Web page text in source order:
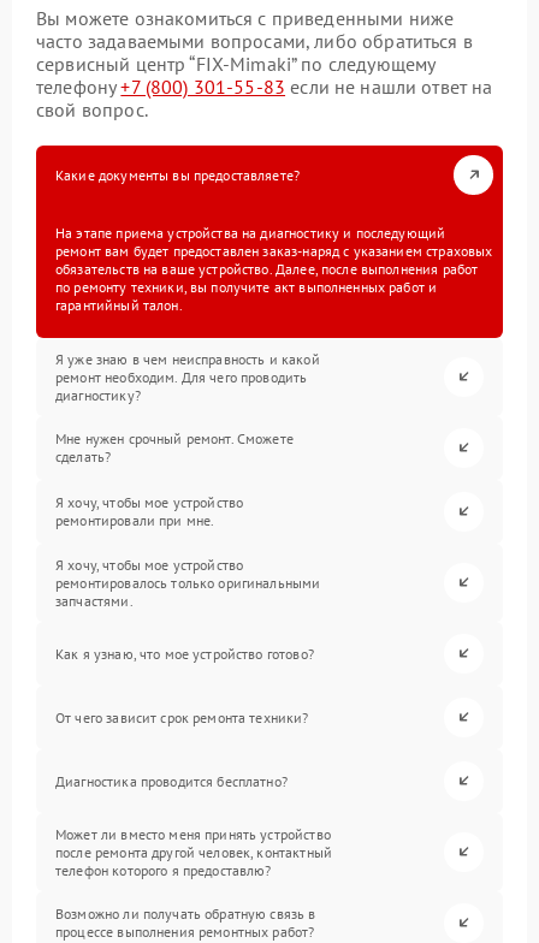
Вы можете ознакомиться с приведенными ниже
часто задаваемыми вопросами, либо обратиться в
сервисный центр “FIX-Mimaki” по следующему
телефону+7 (800) 301-55-83 если не нашли ответ на
свой вопрос.
Какие документы вы предоставляете?
На этапе приема устройства на диагностику и последующий
ремонт вам будет предоставлен заказ-наряд с указанием страховых
обязательств на ваше устройство. Далее, после выполнения работ
по ремонту техники, вы получите акт выполненных работ и
гарантийный талон.
Я уже знаю в чем неисправность и какой
ремонт необходим. Для чего проводить
диагностику?
Мне нужен срочный ремонт. Сможете
сделать?
Я хочу, чтобы мое устройство
ремонтировали при мне.
Я хочу, чтобы мое устройство
ремонтировалось только оригинальными
запчастями.
Как я узнаю, что мое устройство готово?
От чего зависит срок ремонта техники?
Диагностика проводится бесплатно?
Может ли вместо меня принять устройство
после ремонта другой человек, контактный
телефон которого я предоставлю?
Возможно ли получать обратную связь в
процессе выполнения ремонтных работ?